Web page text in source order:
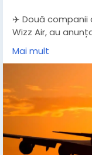
✈️ Două companii
Wizz Air, au
destinații
multe opțiuni
+Info⬇️
➡️ https://
conectata-cu-
animawings-si-
⬅️
Mai mult